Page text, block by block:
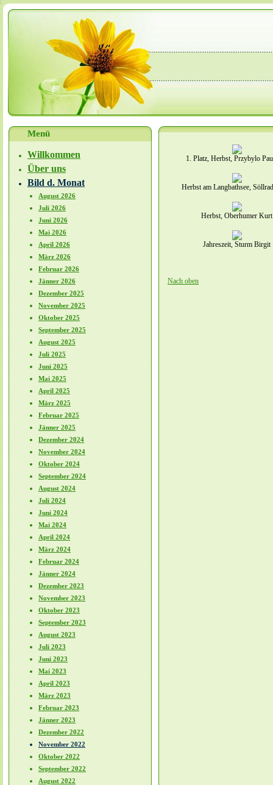
Menü
Willkommen
Über uns
Bild d. Monat
August 2026
Juli 2026
Juni 2026
Mai 2026
April 2026
März 2026
Februar 2026
Jänner 2026
Dezember 2025
November 2025
Oktober 2025
September 2025
August 2025
Juli 2025
Juni 2025
Mai 2025
April 2025
März 2025
Februar 2025
Jänner 2025
Dezember 2024
November 2024
Oktober 2024
September 2024
August 2024
Juli 2024
Juni 2024
Mai 2024
April 2024
März 2024
Februar 2024
Jänner 2024
Dezember 2023
November 2023
Oktober 2023
September 2023
August 2023
Juli 2023
Juni 2023
Mai 2023
April 2023
März 2023
Februar 2023
Jänner 2023
Dezember 2022
November 2022
Oktober 2022
September 2022
August 2022
1. Platz, Herbst, Przybylo
Herbst am Langbathsee,
Herbst, Oberhumer Kurt
Jahreszeit, Sturm Birgit
Nach oben